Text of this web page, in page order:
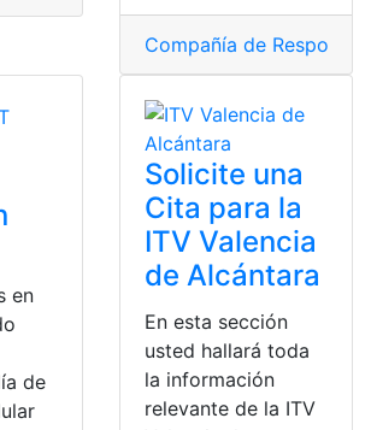
Compañía de
en
de
Solicite una
Cita para la
ITV Valencia
de Alcántara
En esta sección
usted hallará toda
la información
relevante de la ITV